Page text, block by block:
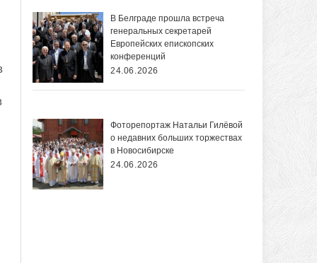
В Белграде прошла встреча
генеральных секретарей
Европейских епископских
конференций
24.06.2026
Фоторепортаж Натальи Гилёвой
о недавних больших торжествах
в Новосибирске
24.06.2026